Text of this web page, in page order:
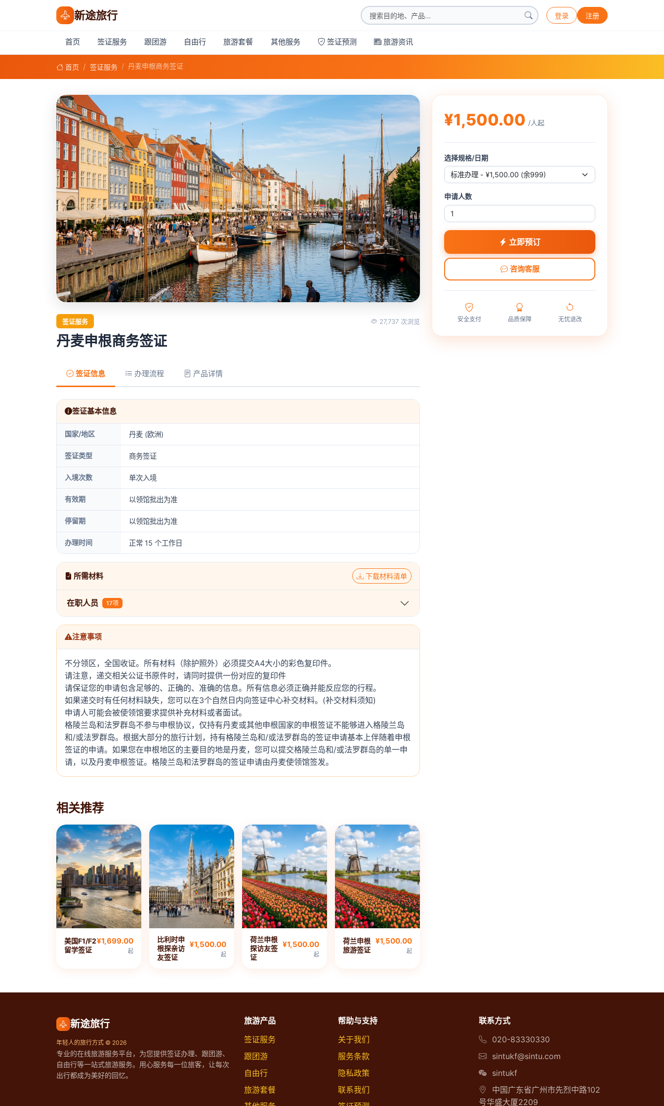
新途旅行 登录 注册
首页 签证服务 跟团游 自由行 旅游套餐 其他服务 签证预测 旅游资讯
首页 签证服务 丹麦申根商务签证
签证服务 27,737 次浏览
丹麦申根商务签证
签证信息 办理流程 产品详情
签证基本信息
国家/地区 丹麦 (欧洲)
签证类型 商务签证
入境次数 单次入境
有效期 以领馆批出为准
停留期 以领馆批出为准
办理时间 正常 15 个工作日
所需材料 下载材料清单
在职人员 17项
注意事项
不分领区，全国收证。所有材料（除护照外）必须提交A4大小的彩色复印件。
请注意，递交相关公证书原件时，请同时提供一份对应的复印件
请保证您的申请包含足够的、正确的、准确的信息。所有信息必须正确并能反应您的行程。
如果递交时有任何材料缺失，您可以在3个自然日内向签证中心补交材料。(补交材料须知)
申请人可能会被使领馆要求提供补充材料或者面试。
格陵兰岛和法罗群岛不参与申根协议，仅持有丹麦或其他申根国家的申根签证不能够进入格陵兰岛
和/或法罗群岛。根据大部分的旅行计划，持有格陵兰岛和/或法罗群岛的签证申请基本上伴随着申根
签证的申请。如果您在申根地区的主要目的地是丹麦，您可以提交格陵兰岛和/或法罗群岛的单一申
请，以及丹麦申根签证。格陵兰岛和法罗群岛的签证申请由丹麦使领馆签发。
相关推荐
美国F1/F2
留学签证
¥1,699.00
起
比利时申
根探亲访
友签证
¥1,500.00
起
荷兰申根
探访友签
证
¥1,500.00
起
荷兰申根
旅游签证
¥1,500.00
起
¥1,500.00 /人起
选择规格/日期
申请人数
立即预订
咨询客服
安全支付 品质保障 无忧退改
新途旅行
年轻人的旅行方式 © 2026
专业的在线旅游服务平台，为您提供签证办理、跟团游、
自由行等一站式旅游服务。用心服务每一位旅客，让每次
出行都成为美好的回忆。
旅游产品
签证服务
跟团游
自由行
旅游套餐
帮助与支持
关于我们
服务条款
隐私政策
联系我们
联系方式
020-83330330
sintukf@sintu.com
sintukf
中国广东省广州市先烈中路102
号华盛大厦2209